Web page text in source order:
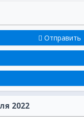
Отправить
2022